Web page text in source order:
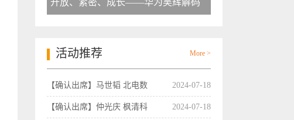
开放、紧密、成长——华为吴辉解码
活动推荐 More >
【确认出席】马世韬 北电数 2024-07-18
【确认出席】仲光庆 枫清科 2024-07-18